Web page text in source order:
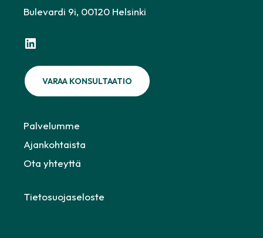
Bulevardi 9i, 00120 Helsinki
LinkedIn
VARAA KONSULTAATIO
Palvelumme
Ajankohtaista
Ota yhteyttä
Tietosuojaseloste